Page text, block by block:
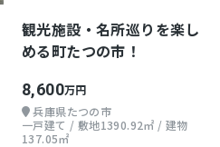
観光施設・名所巡りを楽し
める町たつの市！
8,600万円
兵庫県たつの市
一戸建て / 敷地1390.92㎡ / 建物
137.05㎡